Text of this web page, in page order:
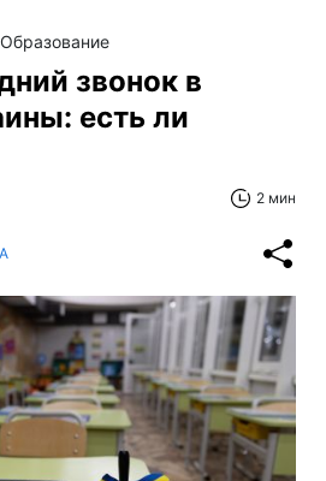
Образование
звонок в
есть ли
2 мин